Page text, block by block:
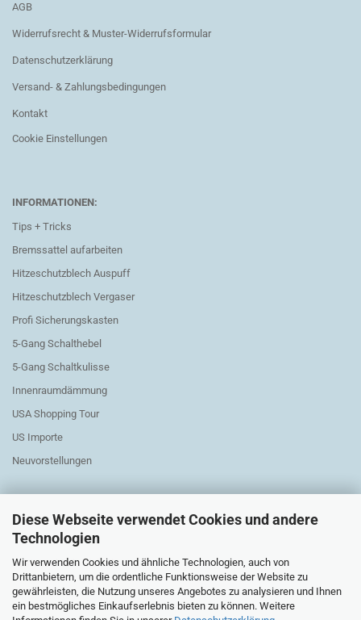
Diese Webseite verwendet Cookies und andere
Technologien
Wir verwenden Cookies und ähnliche Technologien, auch von
Drittanbietern, um die ordentliche Funktionsweise der Website zu
gewährleisten, die Nutzung unseres Angebotes zu analysieren und Ihnen
ein bestmögliches Einkaufserlebnis bieten zu können. Weitere
AGB
Widerrufsrecht & Muster-Widerrufsformular
Datenschutzerklärung
Versand- & Zahlungsbedingungen
Kontakt
Cookie Einstellungen
INFORMATIONEN:
Tips + Tricks
Bremssattel aufarbeiten
Hitzeschutzblech Auspuff
Hitzeschutzblech Vergaser
Profi Sicherungskasten
5-Gang Schalthebel
5-Gang Schaltkulisse
Innenraumdämmung
USA Shopping Tour
US Importe
Neuvorstellungen
Austauschteile Elektrik